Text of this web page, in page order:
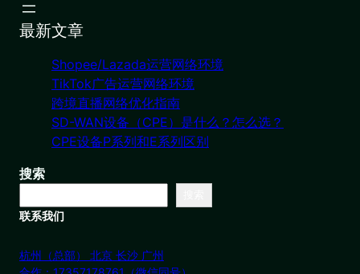
最新文章
Shopee/Lazada运营网络环境
TikTok广告运营网络环境
跨境直播网络优化指南
SD-WAN设备（CPE）是什么？怎么选？
CPE设备P系列和E系列区别
搜索
联系我们
杭州（总部） 北京 长沙 广州